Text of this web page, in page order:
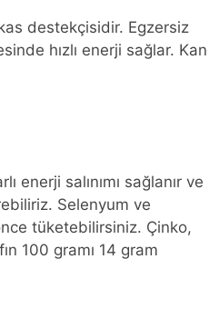
destekçisidir. Egzersiz
hızlı enerji sağlar. Kan
salınımı sağlanır ve
Selenyum ve
tüketebilirsiniz. Çinko,
100 gramı 14 gram